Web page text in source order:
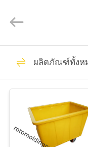
บ้าน
วิดีโอ
CO.,
Reserved.
ผลิตภั
ผลิตภัณฑ์ทั้งห